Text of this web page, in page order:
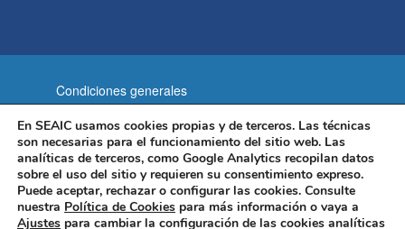
Condiciones generales
Política de privacidad
Política de cookies
Aviso legal
Mapa del sitio
Sociedad Española de Alergología e Inmunología Clínica
En SEAIC usamos cookies propias y de terceros. Las técnicas
son necesarias para el funcionamiento del sitio web. Las
analíticas de terceros, como Google Analytics recopilan datos
sobre el uso del sitio y requieren su consentimiento expreso.
Puede aceptar, rechazar o configurar las cookies. Consulte
nuestra Política de Cookies para más información o vaya a
Ajustes para cambiar la configuración de las cookies analíticas